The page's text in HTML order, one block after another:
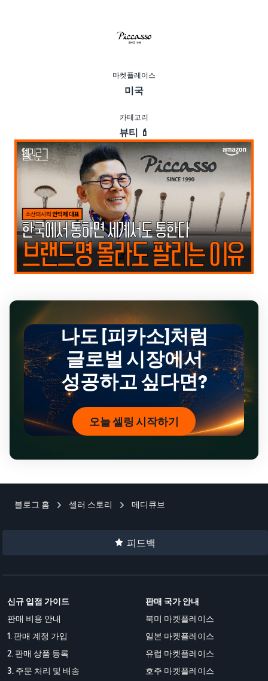
마켓플레이스
미국
카테고리
뷰티 💄
나도 [피카소]처럼
글로벌 시장에서
성공하고 싶다면?
오늘 셀링 시작하기
블로그 홈 셀러 스토리 메디큐브
피드백
신규 입점 가이드
판매 비용 안내
1. 판매 계정 가입
2. 판매 상품 등록
3. 주문 처리 및 배송
판매 국가 안내
북미 마켓플레이스
일본 마켓플레이스
유럽 마켓플레이스
호주 마켓플레이스